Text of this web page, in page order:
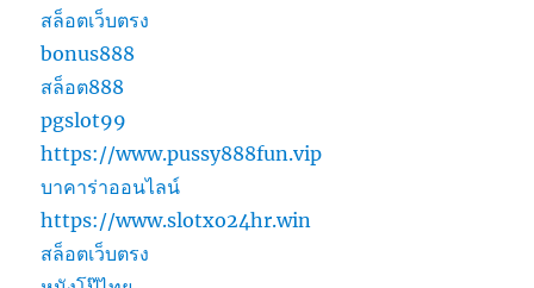
สล็อตเว็บตรง
bonus888
สล็อต888
pgslot99
https://www.pussy888fun.vip
บาคาร่าออนไลน์
https://www.slotxo24hr.win
สล็อตเว็บตรง